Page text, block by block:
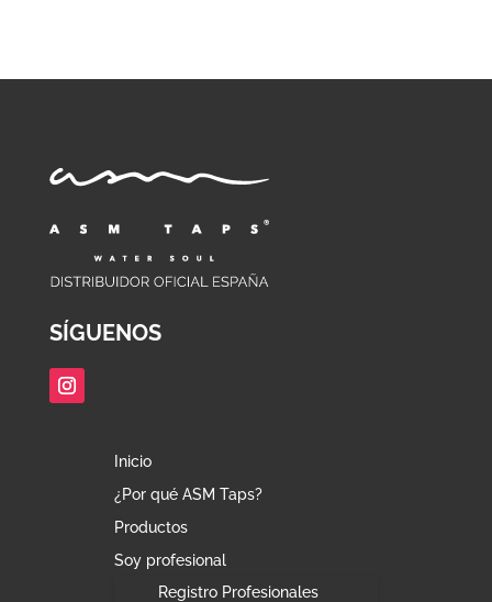
SÍGUENOS
Inicio
¿Por qué ASM Taps?
Productos
Soy profesional
Registro Profesionales